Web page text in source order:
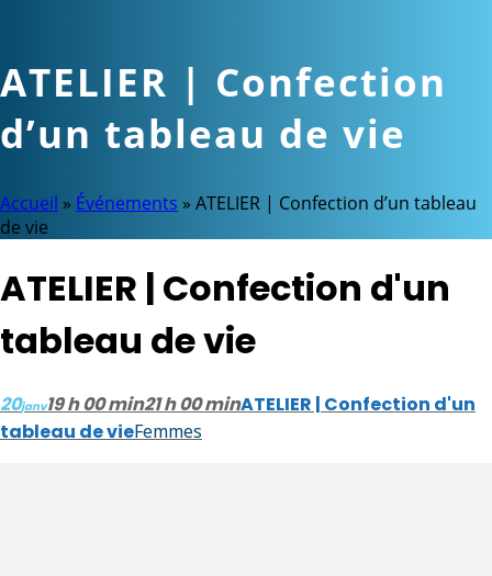
ATELIER | Confection
d’un tableau de vie
Accueil » Événements » ATELIER | Confection d’un tableau
de vie
ATELIER | Confection d'un
tableau de vie
20janv19 h 00 min21 h 00 minATELIER | Confection d'un
tableau de vieFemmes